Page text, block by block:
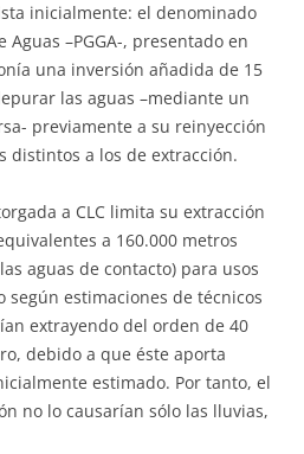
inicialmente: el denominado
Aguas –PGGA-, presentado en
una inversión añadida de 15
las aguas –mediante un
previamente a su reinyección
distintos a los de extracción.
a CLC limita su extracción
a 160.000 metros
aguas de contacto) para usos
estimaciones de técnicos
extrayendo del orden de 40
debido a que éste aporta
estimado. Por tanto, el
no lo causarían sólo las lluvias,